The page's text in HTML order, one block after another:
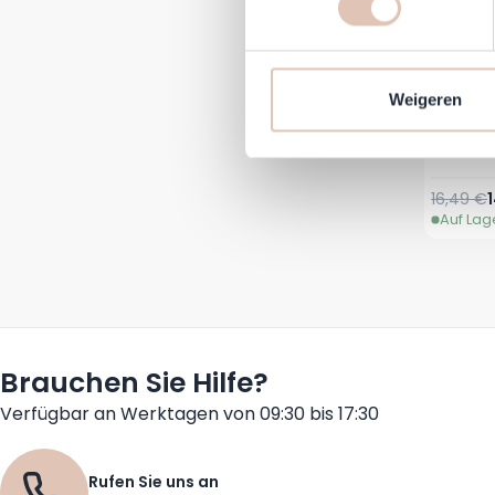
technieken). Met deze
en mogelijk ook buiten,
Weigeren
16,49 €
Auf
Brauchen Sie Hilfe?
Verfügbar an Werktagen von 09:30 bis 17:30
Rufen Sie uns an